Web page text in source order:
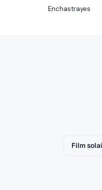
Enchastrayes
Film